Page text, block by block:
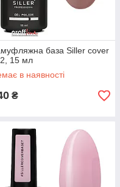
база Siller cover
15 мл
в наявності
₴